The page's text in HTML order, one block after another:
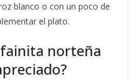
blanco o con un poco de
el plato.
norteña